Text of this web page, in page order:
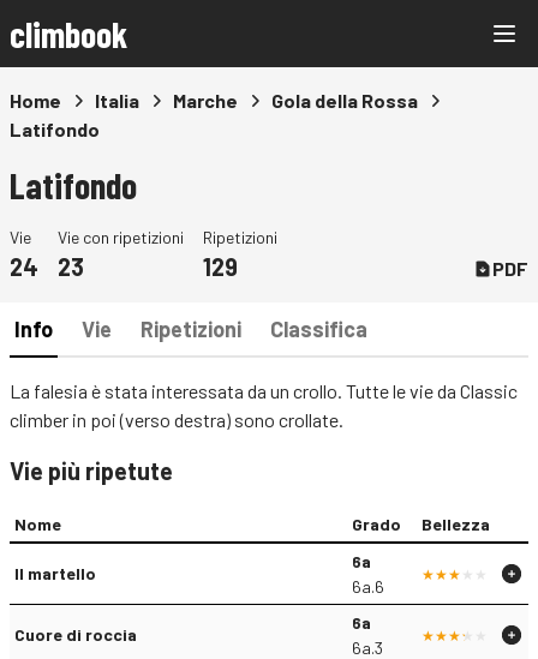
climbook
Home Italia Marche
Gola della Rossa
Latifondo
Latifondo
Vie
24
Vie con ripetizioni
23
Ripetizioni
129 PDF
Info Vie Ripetizioni Classifica
La falesia è stata interessata da un crollo. Tutte le vie da Classic
climber in poi (verso destra) sono crollate.
Vie più ripetute
Nome Grado Bellezza
Il martello
6a
6a.6
Cuore di roccia
6a
6a.3